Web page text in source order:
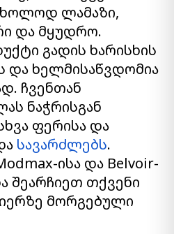
ლამაზი,
და მყუდრო.
გადის ხარისხის
ხელმისაწვდომია
ჩვენთან
ნაჭრისგან
ფერისა და
სავარძლებს.
ისა და Belvoir-
შეარჩიეთ თქვენი
მორგებული